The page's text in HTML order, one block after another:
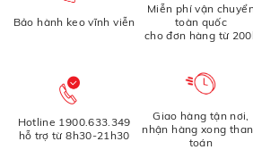
Bảo hành keo vĩnh viễn
Miễn phí vận
toàn quốc
cho đơn hàng từ
Hotline 1900.633.349
hỗ trợ từ 8h30-21h30
Giao hàng tận nơi,
nhận hàng xong
toán